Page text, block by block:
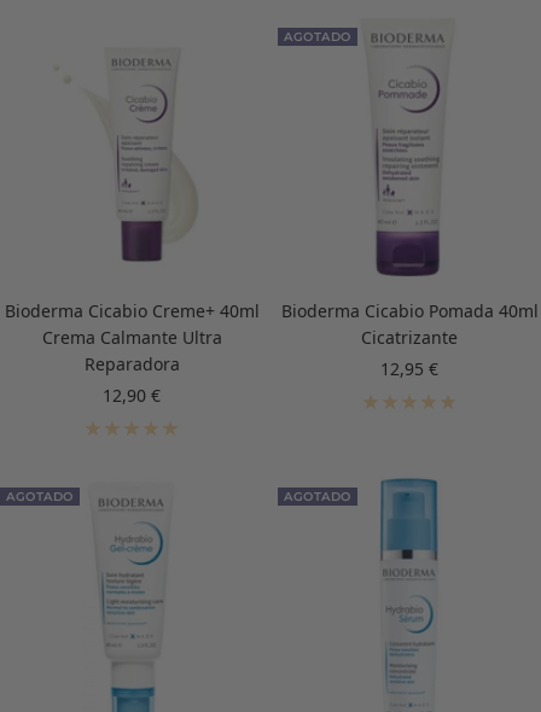
Bioderma Cicabio Creme+ 40ml
Crema Calmante Ultra
Reparadora
Precio
de
12,90 €
AGOTADO
Bioderma Cicabio Pomada 40ml
Cicatrizante
Precio
de
12,95 €
AGOTADO AGOTADO